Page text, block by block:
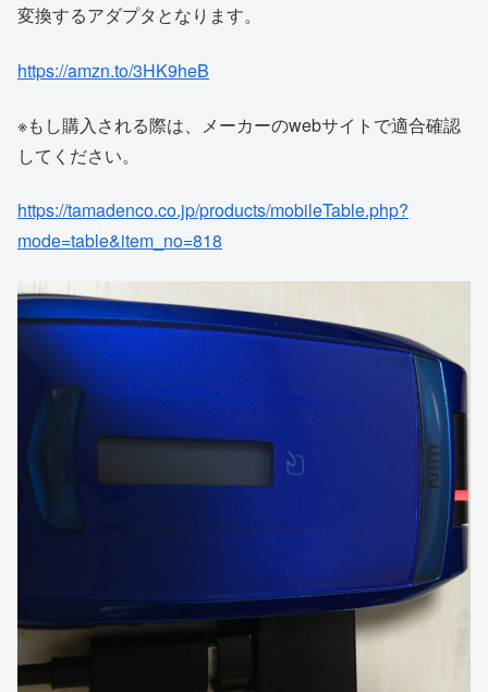
変換するアダプタとなります。
https://amzn.to/3HK9heB
※もし購入される際は、メーカーのwebサイトで適合確認
してください。
https://tamadenco.co.jp/products/mobileTable.php?
mode=table&item_no=818